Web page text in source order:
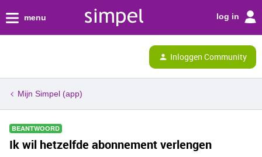
menu log in
Inloggen Community
Mijn Simpel (app)
BEANTWOORD
Ik wil hetzelfde abonnement verlengen